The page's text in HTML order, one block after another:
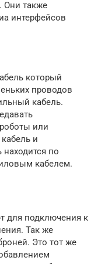
Они также
интерфейсов
который
проводов
кабель.
или
и
по
кабелем.
для подключения к
Так же
Это тот же